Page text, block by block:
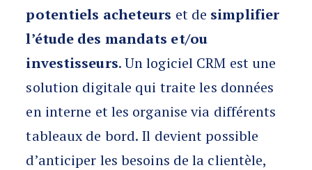
potentiels acheteurs et de simplifier
l’étude des mandats et/ou
investisseurs. Un logiciel CRM est une
solution digitale qui traite les données
en interne et les organise via différents
tableaux de bord. Il devient possible
d’anticiper les besoins de la clientèle,